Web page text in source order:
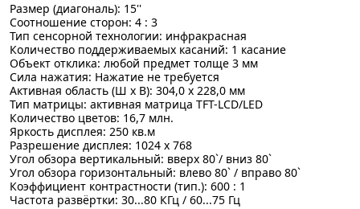
Размер (диагональ): 15''
Соотношение сторон: 4 : 3
Тип сенсорной технологии: инфракрасная
Количество поддерживаемых касаний: 1 касание
Объект отклика: любой предмет толще 3 мм
Сила нажатия: Нажатие не требуется
Активная область (Ш x В): 304,0 x 228,0 мм
Тип матрицы: активная матрица TFT-LCD/LED
Количество цветов: 16,7 млн.
Яркость дисплея: 250 кв.м
Разрешение дисплея: 1024 x 768
Угол обзора вертикальный: вверх 80`/ вниз 80`
Угол обзора горизонтальный: влево 80` / вправо 80`
Коэффициент контрастности (тип.): 600 : 1
Частота развёртки: 30...80 КГц / 60...75 Гц